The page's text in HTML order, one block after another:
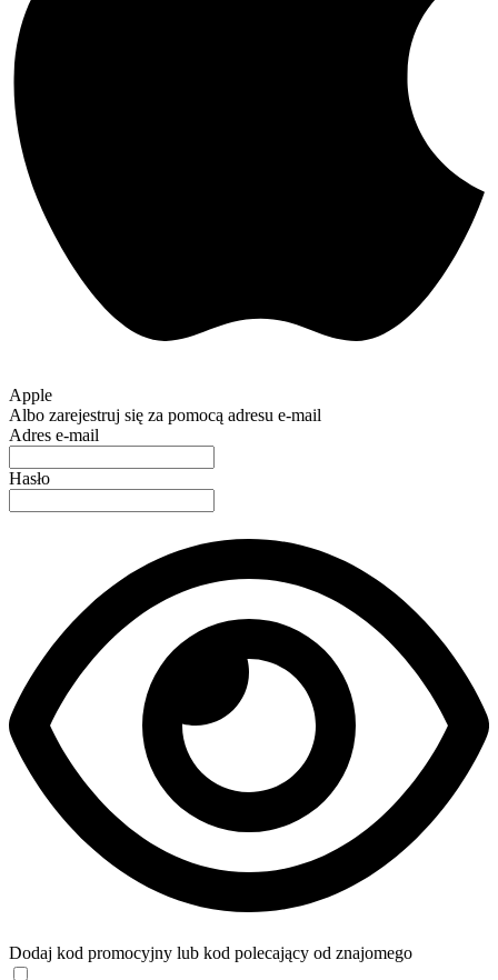
Apple
Albo zarejestruj się za pomocą adresu e-mail
Adres e-mail
Hasło
Dodaj kod promocyjny lub kod polecający od znajomego